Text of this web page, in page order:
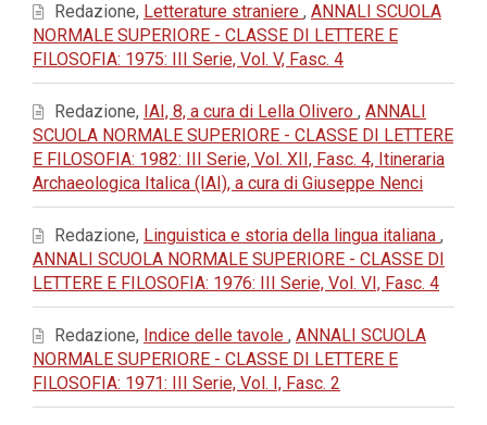
Redazione, Letterature straniere , ANNALI SCUOLA
NORMALE SUPERIORE - CLASSE DI LETTERE E
FILOSOFIA: 1975: III Serie, Vol. V, Fasc. 4
Redazione, IAI, 8, a cura di Lella Olivero , ANNALI
SCUOLA NORMALE SUPERIORE - CLASSE DI LETTERE
E FILOSOFIA: 1982: III Serie, Vol. XII, Fasc. 4, Itineraria
Archaeologica Italica (IAI), a cura di Giuseppe Nenci
Redazione, Linguistica e storia della lingua italiana ,
ANNALI SCUOLA NORMALE SUPERIORE - CLASSE DI
LETTERE E FILOSOFIA: 1976: III Serie, Vol. VI, Fasc. 4
Redazione, Indice delle tavole , ANNALI SCUOLA
NORMALE SUPERIORE - CLASSE DI LETTERE E
FILOSOFIA: 1971: III Serie, Vol. I, Fasc. 2